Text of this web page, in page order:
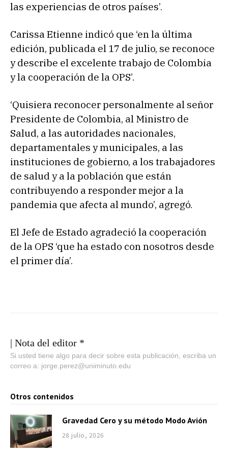
las experiencias de otros países’.
Carissa Etienne indicó que ‘en la última
edición, publicada el 17 de julio, se reconoce
y describe el excelente trabajo de Colombia
y la cooperación de la OPS’.
‘Quisiera reconocer personalmente al señor
Presidente de Colombia, al Ministro de
Salud, a las autoridades nacionales,
departamentales y municipales, a las
instituciones de gobierno, a los trabajadores
de salud y a la población que están
contribuyendo a responder mejor a la
pandemia que afecta al mundo’, agregó.
El Jefe de Estado agradeció la cooperación
de la OPS ‘que ha estado con nosotros desde
el primer día’.
| Nota del editor *
Si usted tiene algo para decir sobre esta publicación, escriba un
correo a: jorge.perez@uniminuto.edu
Otros contenidos
Gravedad Cero y su método Modo Avión
28 julio, 2026